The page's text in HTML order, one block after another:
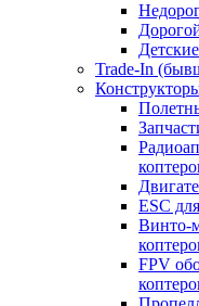
Trade-In
ESC
Винто-
FPV